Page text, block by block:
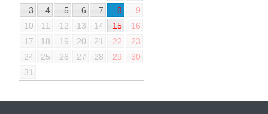
3
4 5 6 7 8
9
10
11 12 13 14 15
16
17
18 19 20 21 22
23
24
25 26 27 28 29
30
31